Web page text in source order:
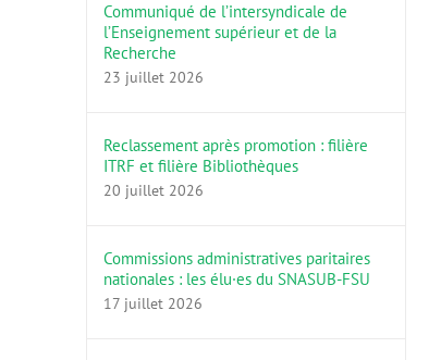
Après les attentats
Communiqué de l’intersyndicale de
l’Enseignement supérieur et de la
Recherche
23 juillet 2026
Reclassement après promotion : filière
ITRF et filière Bibliothèques
20 juillet 2026
Commissions administratives paritaires
nationales : les élu·es du SNASUB-FSU
17 juillet 2026